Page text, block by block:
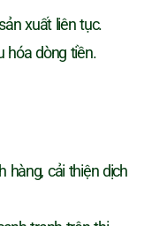
xuất liên tục.
hóa dòng tiền.
hàng, cải thiện dịch